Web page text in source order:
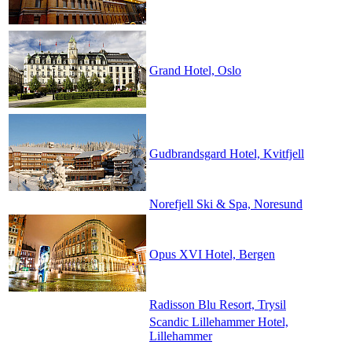
Grand Hotel, Oslo
Gudbrandsgard Hotel, Kvitfjell
Norefjell Ski & Spa, Noresund
Opus XVI Hotel, Bergen
Radisson Blu Resort, Trysil
Scandic Lillehammer Hotel,
Lillehammer